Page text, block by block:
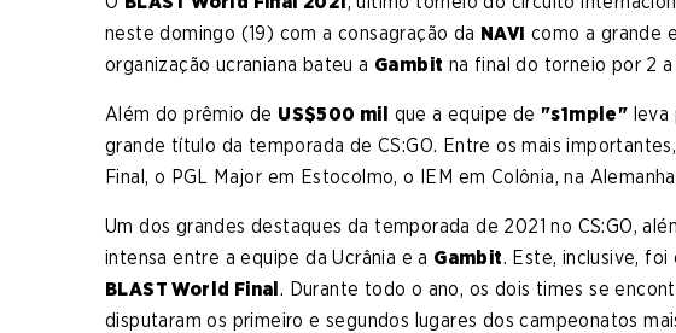
neste domingo (19) com a consagração da NAVI como a grande
organização ucraniana bateu a Gambit na final do torneio por 2 a
Além do prêmio de US$500 mil que a equipe de "s1mple" leva
grande título da temporada de CS:GO. Entre os mais
Final, o PGL Major em Estocolmo, o IEM em Colônia, na
Um dos grandes destaques da temporada de 2021 no CS:GO,
intensa entre a equipe da Ucrânia e a Gambit. Este, inclusive,
BLAST World Final. Durante todo o ano, os dois times se
disputaram os primeiro e segundos lugares dos campeonatos